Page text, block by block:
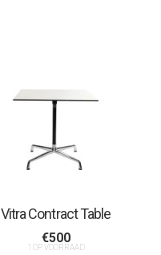
Vitra Contract Table
€500
1 OP VOORRAAD